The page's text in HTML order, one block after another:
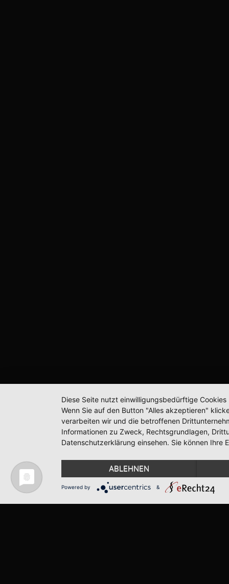
Diese Seite nutzt einwilligungsbedürftige
Wenn Sie auf den Button "Alles akzeptieren"
verarbeiten wir und die betroffenen
Informationen zu Zweck, Rechtsgrundlagen,
Datenschutzerklärung einsehen. Sie können Ihre
ABLEHNEN
Powered by &